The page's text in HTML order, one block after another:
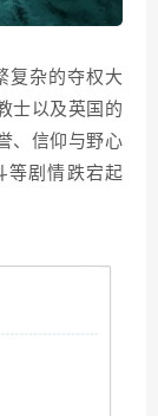
复杂的夺权大
士以及英国的
、信仰与野心
等剧情跌宕起